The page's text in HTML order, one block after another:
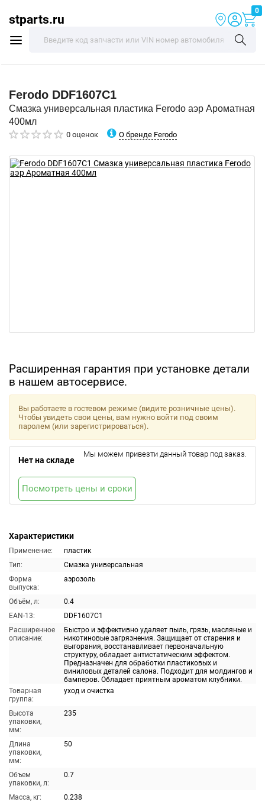
stparts.ru
0
Ferodo DDF1607C1
Смазка универсальная пластика Ferodo аэр Ароматная
400мл
0 оценок О бренде Ferodo
Расширенная гарантия при установке детали
в нашем автосервисе.
Характеристики
Применение:
пластик
Тип:
Смазка универсальная
Форма
выпуска:
аэрозоль
Объём, л:
0.4
EAN-13:
DDF1607C1
Расширенное
описание:
Быстро и эффективно удаляет пыль, грязь, масляные и
никотиновые загрязнения. Защищает от старения и
выгорания, восстанавливает первоначальную
структуру, обладает антистатическим эффектом.
Предназначен для обработки пластиковых и
виниловых деталей салона. Подходит для молдингов и
бамперов. Обладает приятным ароматом клубники.
Товарная
группа:
уход и очистка
Высота
упаковки,
мм:
235
Длина
упаковки,
мм:
50
Объем
упаковки, л:
0.7
Масса, кг:
0.238
Вы работаете в гостевом режиме (видите розничные цены).
Чтобы увидеть свои цены, вам нужно войти под своим
паролем (или зарегистрироваться).
Нет на складе
Мы можем привезти данный товар под заказ.
Посмотреть цены и сроки